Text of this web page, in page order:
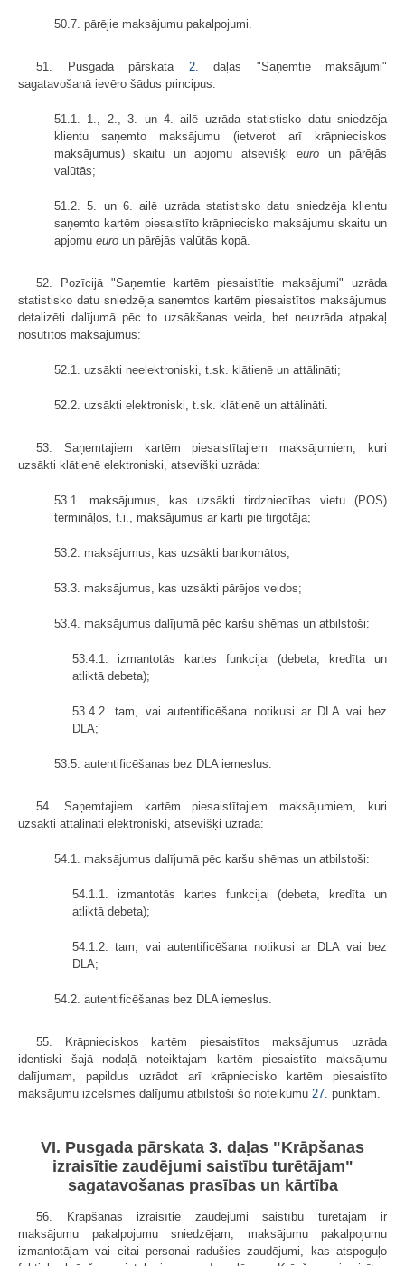
50.7. pārējie maksājumu pakalpojumi.
51. Pusgada pārskata 2.
daļas "Saņemtie maksājumi"
sagatavošanā ievēro šādus principus:
51.1. 1., 2., 3. un 4. ailē uzrāda statistisko datu sniedzēja
klientu saņemto maksājumu (ietverot arī krāpnieciskos
maksājumus) skaitu un apjomu atsevišķi euro un pārējās
valūtās;
51.2. 5. un 6. ailē uzrāda statistisko datu sniedzēja klientu
saņemto kartēm piesaistīto krāpniecisko maksājumu skaitu un
apjomu euro un pārējās valūtās kopā.
52. Pozīcijā "Saņemtie kartēm piesaistītie maksājumi" uzrāda
statistisko datu sniedzēja saņemtos kartēm piesaistītos maksājumus
detalizēti dalījumā pēc to uzsākšanas veida, bet neuzrāda atpakaļ
nosūtītos maksājumus:
52.1. uzsākti neelektroniski, t.sk. klātienē un attālināti;
52.2. uzsākti elektroniski, t.sk. klātienē un attālināti.
53. Saņemtajiem kartēm piesaistītajiem maksājumiem, kuri
uzsākti klātienē elektroniski, atsevišķi uzrāda:
53.1. maksājumus, kas uzsākti tirdzniecības vietu (POS)
termināļos, t.i., maksājumus ar karti pie tirgotāja;
53.2. maksājumus, kas uzsākti bankomātos;
53.3. maksājumus, kas uzsākti pārējos veidos;
53.4. maksājumus dalījumā pēc karšu shēmas un atbilstoši:
53.4.1. izmantotās kartes funkcijai (debeta, kredīta un
atliktā debeta);
53.4.2. tam, vai autentificēšana notikusi ar DLA vai bez
DLA;
53.5. autentificēšanas bez DLA iemeslus.
54. Saņemtajiem kartēm piesaistītajiem maksājumiem, kuri
uzsākti attālināti elektroniski, atsevišķi uzrāda:
54.1. maksājumus dalījumā pēc karšu shēmas un atbilstoši:
54.1.1. izmantotās kartes funkcijai (debeta, kredīta un
atliktā debeta);
54.1.2. tam, vai autentificēšana notikusi ar DLA vai bez
DLA;
54.2. autentificēšanas bez DLA iemeslus.
55. Krāpnieciskos kartēm piesaistītos maksājumus uzrāda
identiski šajā nodaļā noteiktajam kartēm piesaistīto maksājumu
dalījumam, papildus uzrādot arī krāpniecisko kartēm piesaistīto
maksājumu izcelsmes dalījumu atbilstoši šo noteikumu 27. punktam.
VI. Pusgada pārskata 3. daļas "Krāpšanas
izraisītie zaudējumi saistību turētājam"
sagatavošanas prasības un kārtība
56. Krāpšanas izraisītie zaudējumi saistību turētājam ir
maksājumu pakalpojumu sniedzējam, maksājumu pakalpojumu
izmantotājam vai citai personai radušies zaudējumi, kas atspoguļo